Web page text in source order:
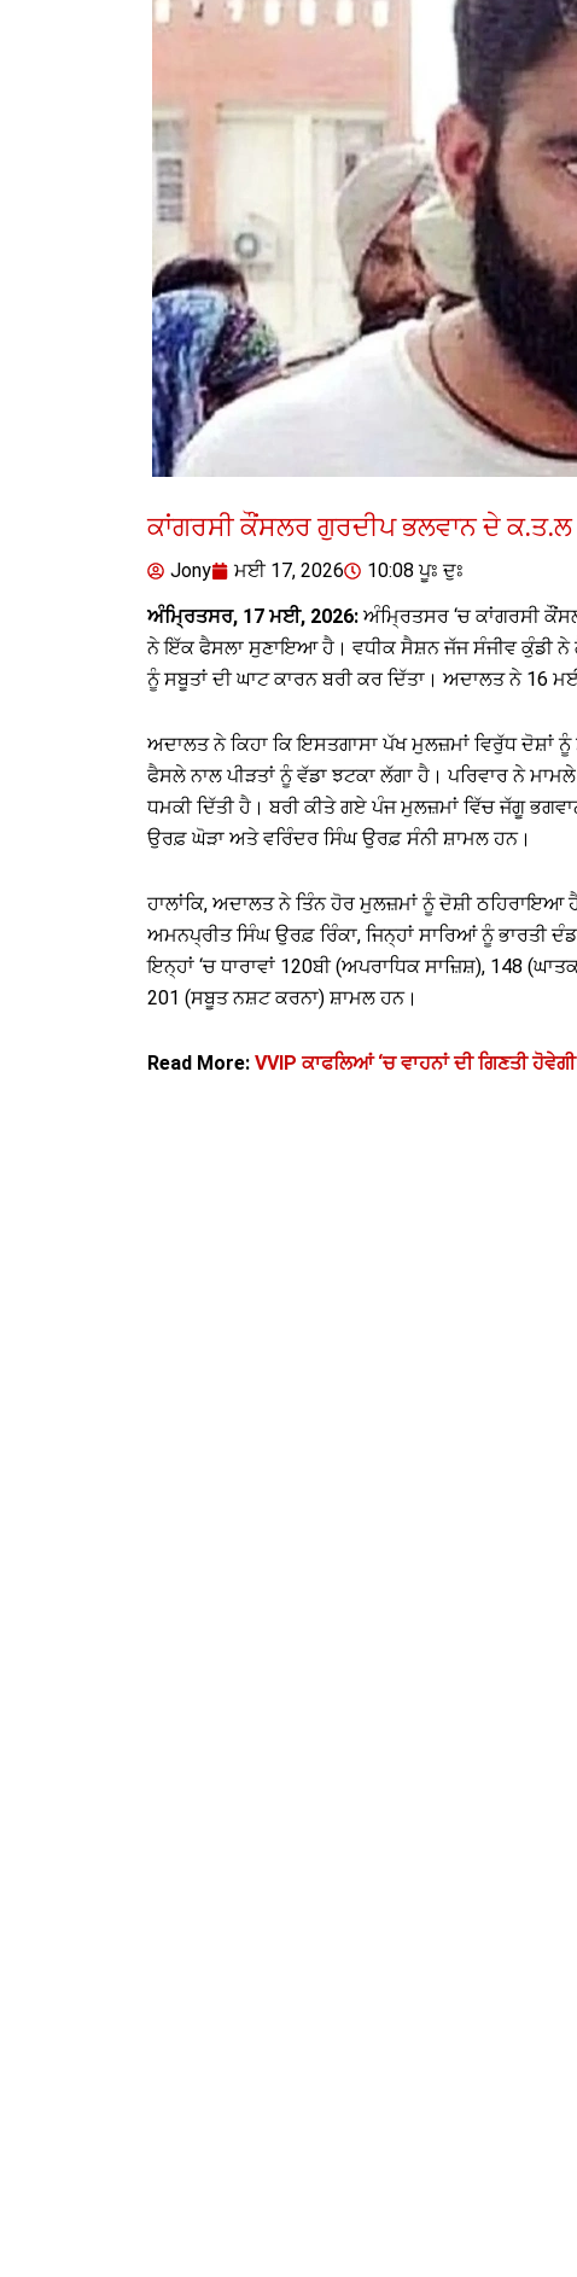
ਕਾਂਗਰਸੀ ਕੌਂਸਲਰ ਗੁਰਦੀਪ ਭਲਵਾਨ ਦੇ
Jony ਮਈ 17, 2026
10:08 ਪੂਃ ਦੁਃ
ਅੰਮ੍ਰਿਤਸਰ, 17 ਮਈ, 2026: ਅੰਮ੍ਰਿਤਸਰ ‘ਚ ਕਾਂਗਰਸੀ
ਨੇ ਇੱਕ ਫੈਸਲਾ ਸੁਣਾਇਆ ਹੈ। ਵਧੀਕ ਸੈਸ਼ਨ ਜੱਜ ਸੰਜੀਵ ਕੁੰਡੀ
ਨੂੰ ਸਬੂਤਾਂ ਦੀ ਘਾਟ ਕਾਰਨ ਬਰੀ ਕਰ ਦਿੱਤਾ। ਅਦਾਲਤ ਨੇ 16
ਅਦਾਲਤ ਨੇ ਕਿਹਾ ਕਿ ਇਸਤਗਾਸਾ ਪੱਖ ਮੁਲਜ਼ਮਾਂ ਵਿਰੁੱਧ ਦੋਸ਼ਾਂ
ਫੈਸਲੇ ਨਾਲ ਪੀੜਤਾਂ ਨੂੰ ਵੱਡਾ ਝਟਕਾ ਲੱਗਾ ਹੈ। ਪਰਿਵਾਰ ਨੇ
ਧਮਕੀ ਦਿੱਤੀ ਹੈ। ਬਰੀ ਕੀਤੇ ਗਏ ਪੰਜ ਮੁਲਜ਼ਮਾਂ ਵਿੱਚ ਜੱਗੂ
ਉਰਫ਼ ਘੋੜਾ ਅਤੇ ਵਰਿੰਦਰ ਸਿੰਘ ਉਰਫ਼ ਸੰਨੀ ਸ਼ਾਮਲ ਹਨ।
ਹਾਲਾਂਕਿ, ਅਦਾਲਤ ਨੇ ਤਿੰਨ ਹੋਰ ਮੁਲਜ਼ਮਾਂ ਨੂੰ ਦੋਸ਼ੀ
ਅਮਨਪ੍ਰੀਤ ਸਿੰਘ ਉਰਫ਼ ਰਿੰਕਾ, ਜਿਨ੍ਹਾਂ ਸਾਰਿਆਂ ਨੂੰ ਭਾਰਤੀ
ਇਨ੍ਹਾਂ ‘ਚ ਧਾਰਾਵਾਂ 120ਬੀ (ਅਪਰਾਧਿਕ ਸਾਜ਼ਿਸ਼), 148
201 (ਸਬੂਤ ਨਸ਼ਟ ਕਰਨਾ) ਸ਼ਾਮਲ ਹਨ।
Read More: VVIP ਕਾਫਲਿਆਂ ‘ਚ ਵਾਹਨਾਂ ਦੀ ਗਿਣਤੀ